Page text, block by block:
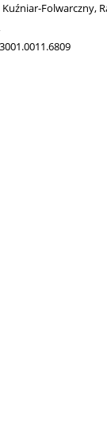
Kuźniar-Folwarczny,